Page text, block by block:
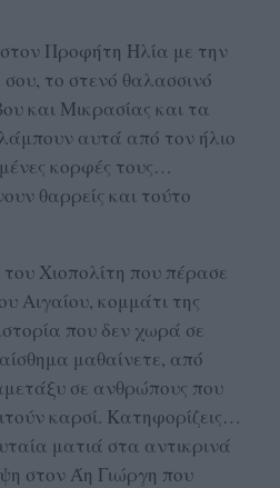
Προφήτη Ηλία με την
το στενό θαλασσινό
και Μικρασίας και τα
αυτά από τον ήλιο
κορφές τους…
θαρρείς και τούτο
Χιοπολίτη που πέρασε
Αιγαίου, κομμάτι της
που δεν χωρά σε
μαθαίνετε, από
σε ανθρώπους που
καρσί. Κατηφορίζεις…
ματιά στα αντικρινά
στον Άη Γιώργη που